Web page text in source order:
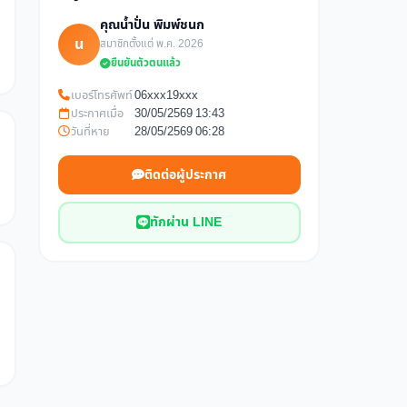
น
คุณน้ำปั่น พิมพ์ชนก
สมาชิกตั้งแต่ พ.ค. 2026
ยืนยันตัวตนแล้ว
เบอร์โทรศัพท์06xxx19xxx
ประกาศเมื่อ
30/05/2569 13:43
วันที่หาย
28/05/2569 06:28
ติดต่อผู้ประกาศ
ทักผ่าน LINE